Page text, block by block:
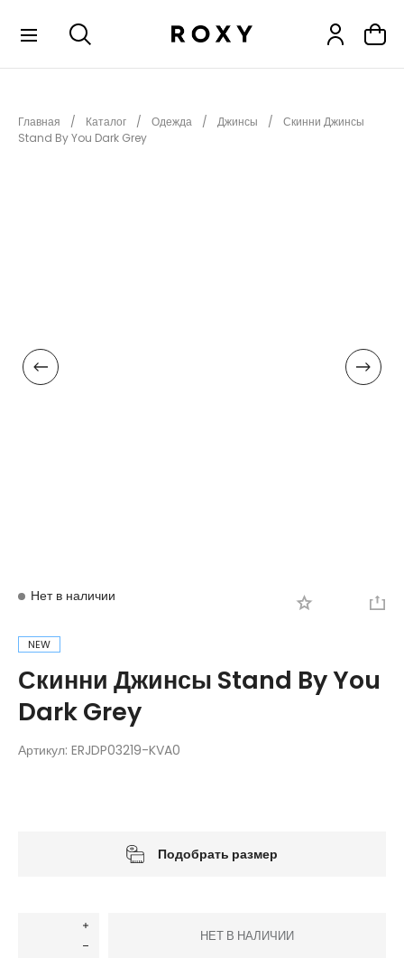
НОВИНКИ
АКСЕССУАРЫ
Главная Каталог Одежда Джинсы
Скинни Джинсы
Stand By You Dark Grey
Нет в наличии
NEW
Скинни Джинсы Stand By You
Dark Grey
Артикул: ERJDP03219-KVA0
Подобрать размер
НЕТ В НАЛИЧИИ